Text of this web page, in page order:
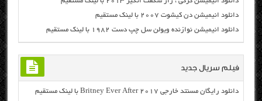
دانلود انیمیشن دن کیشوت ۲۰۰۷ با لینک مستقیم
دانلود انیمیشن نوازنده ویولن سل چپ دست ۱۹۸۲ با لینک مستقیم
فیلم سریال جدید
دانلود رایگان مسنتد خارجی Britney Ever After 2017 با لینک مستقیم